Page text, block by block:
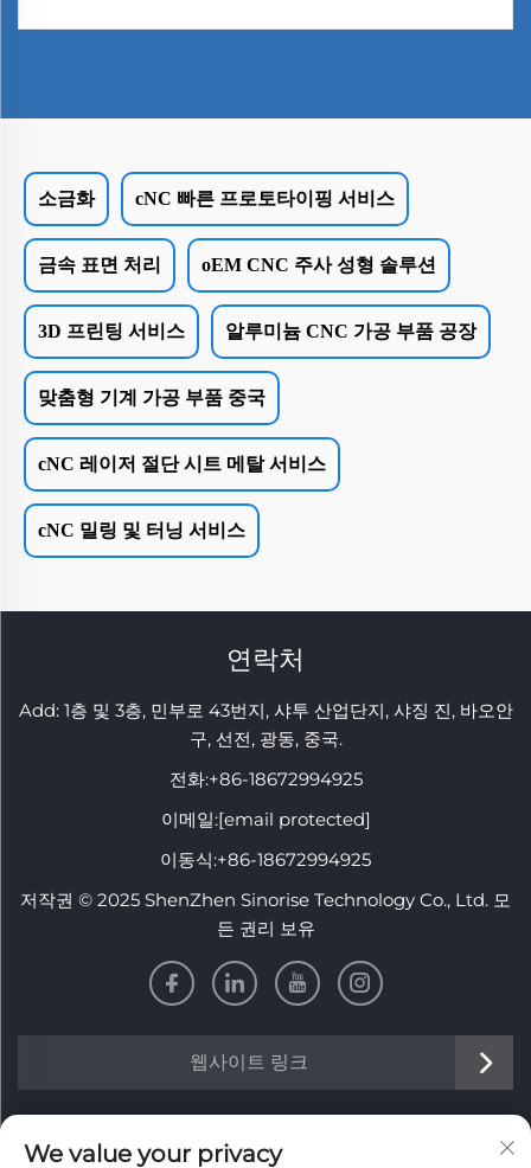
소금화 cNC 빠른 프로토타이핑 서비스
금속 표면 처리 oEM CNC 주사 성형 솔루션
3D 프린팅 서비스 알루미늄 CNC 가공 부품 공장
맞춤형 기계 가공 부품 중국
cNC 레이저 절단 시트 메탈 서비스
cNC 밀링 및 터닝 서비스
연락처
Add: 1층 및 3층, 민부로 43번지, 샤투 산업단지, 샤징 진, 바오안
구, 선전, 광동, 중국.
전화:+86-18672994925
이메일:[email protected]
이동식:+86-18672994925
저작권 © 2025 ShenZhen Sinorise Technology Co., Ltd. 모
든 권리 보유
웹사이트 링크
We value your privacy